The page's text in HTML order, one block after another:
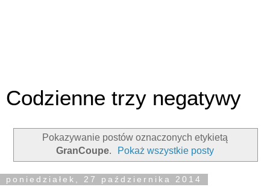
Codzienne trzy negatywy
Pokazywanie postów oznaczonych etykietą
GranCoupe. Pokaż wszystkie posty
poniedziałek, 27 października 2014